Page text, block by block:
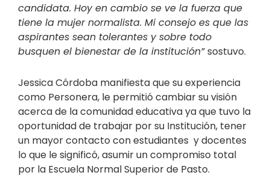
candidata. Hoy en cambio se ve la fuerza que
tiene la mujer normalista. Mi consejo es que las
aspirantes sean tolerantes y sobre todo
busquen el bienestar de la institución”sostuvo.
Jessica Córdoba manifiesta que su experiencia
como Personera, le permitió cambiar su visión
acerca de la comunidad educativa ya que tuvo la
oportunidad de trabajar por su Institución, tener
un mayor contacto con estudiantes y docentes
lo que le significó, asumir un compromiso total
por la Escuela Normal Superior de Pasto.